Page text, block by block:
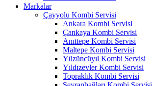
Markalar
Çayyolu Kombi Servisi
Ankara Kombi Servisi
Çankaya Kombi Servisi
Anıttepe Kombi Servisi
Maltepe Kombi Servisi
Yüzüncüyıl Kombi Servisi
Yıldızevler Kombi Servisi
Topraklık Kombi Servisi